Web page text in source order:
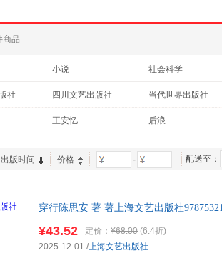
商品
小说 社会科学
历史 教材
社 四川文艺出版社 当代世界出版社
公司
作家出版社
王安忆 后浪
出版时间 价格 - 配送至：
穿行陈思安 著 著上海文艺出版社
¥43.52 定价： ¥68.00 (6.4折)
2025-12-01 /上海文艺出版社